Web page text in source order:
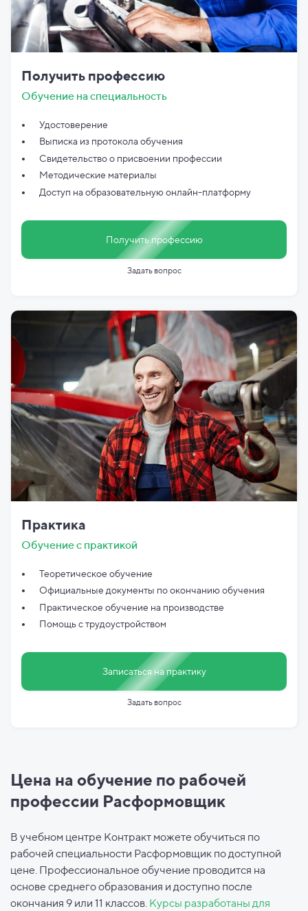
Получить профессию
Обучение на специальность
Удостоверение
Выписка из протокола обучения
Свидетельство о присвоении профессии
Методические материалы
Доступ на образовательную онлайн-платформу
Получить профессию
Задать вопрос
Практика
Обучение с практикой
Теоретическое обучение
Официальные документы поокончанию обучения
Практическое обучение на производстве
Помощь с трудоустройством
Записаться на практику
Задать вопрос
Цена на обучение по рабочей
профессии Расформовщик
В учебном центре Контракт можете обучиться по
рабочей специальности Расформовщик по доступной
цене. Профессиональное обучение проводится на
основе среднего образования и доступно после
окончания 9 или 11 классов. Курсы разработаны для